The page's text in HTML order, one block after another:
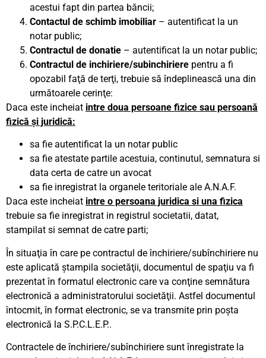
acestui fapt din partea băncii;
Contactul de schimb imobiliar – autentificat la un
notar public;
Contractul de donatie – autentificat la un notar public;
Contractul de inchiriere/subinchiriere pentru a fi
opozabil faţă de terţi, trebuie să îndeplinească una din
următoarele cerinţe:
Daca este incheiat intre doua persoane fizice sau persoană
fizică şi juridică:
sa fie autentificat la un notar public
sa fie atestate partile acestuia, continutul, semnatura si
data certa de catre un avocat
sa fie inregistrat la organele teritoriale ale A.N.A.F.
Daca este incheiat intre o persoana juridica si una fizica
trebuie sa fie inregistrat in registrul societatii, datat,
stampilat si semnat de catre parti;
În situaţia în care pe contractul de închiriere/subînchiriere nu
este aplicată ştampila societăţii, documentul de spaţiu va fi
prezentat în formatul electronic care va conţine semnătura
electronică a administratorului societăţii. Astfel documentul
întocmit, în format electronic, se va transmite prin poşta
electronică la S.P.C.L.E.P..
Contractele de închiriere/subînchiriere sunt înregistrate la